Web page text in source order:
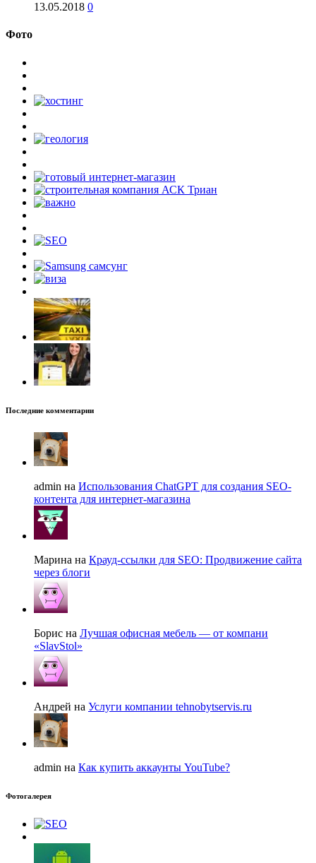
13.05.2018 0
Фото
Последние комментарии
admin на Использования ChatGPT для создания SEO-
контента для интернет-магазина
Марина на Крауд-ссылки для SEO: Продвижение сайта
через блоги
Борис на Лучшая офисная мебель — от компани
«SlavStol»
Андрей на Услуги компании tehnobytservis.ru
admin на Как купить аккаунты YouTube?
Фотогалерея